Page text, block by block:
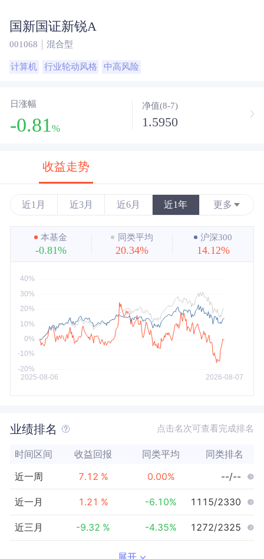
国新国证新锐A
001068 混合型
计算机 行业轮动风格 中高风险
日涨幅
-0.81 %
净值(8-7)
1.5950
收益走势
近1月 近3月 近6月 近1年 更多
近3年
近5年
最大
本基金
-0.81%
同类平均
20.34%
沪深300
14.12%
业绩排名 点击名次可查看完成排名
时间区间 收益回报 同类平均 同类排名
近一周 7.12 % 0.00% --/--
近一月 1.21 % -6.10% 1115/2330
近三月 -9.32 % -4.35% 1272/2325